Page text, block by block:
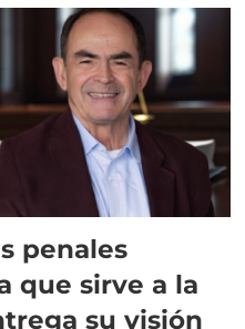
penales
que sirve a la
su visión